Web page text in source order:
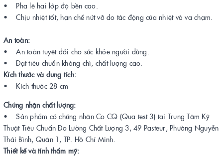
• Pha lê hai lớp độ bền cao.
• Chịu nhiệt tốt, hạn chế nứt vỡ do tác động của nhiệt và va chạm.
An toàn:
• An toàn tuyệt đối cho sức khỏe người dùng.
• Đạt tiêu chuẩn không chì, chất lượng cao.
Kích thước và dung tích:
• Kích thước 28 cm
Chứng nhận chất lượng:
• Sản phẩm có chứng nhận Co CQ (Qua test 3) tại Trung Tâm Kỹ
Thuật Tiêu Chuẩn Đo Lường Chất Lượng 3, 49 Pasteur, Phường Nguyễn
Thái Bình, Quận 1, TP. Hồ Chí Minh.
Thiết kế và tính thẩm mỹ: